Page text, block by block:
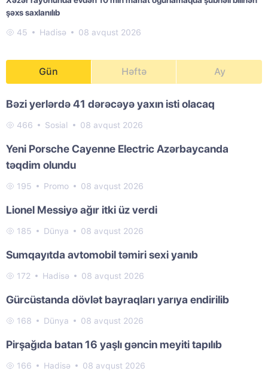
şəxs saxlanılıb
45 Hadisə 08 avqust 2026
Gün Həftə Ay
Bəzi yerlərdə 41 dərəcəyə yaxın isti olacaq
466 Sosial 08 avqust 2026
Yeni Porsche Cayenne Electric Azərbaycanda
təqdim olundu
195 Promo 08 avqust 2026
Lionel Messiyə ağır itki üz verdi
185 Dünya 08 avqust 2026
Sumqayıtda avtomobil təmiri sexi yanıb
172 Hadisə 08 avqust 2026
Gürcüstanda dövlət bayraqları yarıya endirilib
168 Dünya 08 avqust 2026
Pirşağıda batan 16 yaşlı gəncin meyiti tapılıb
166 Hadisə 08 avqust 2026